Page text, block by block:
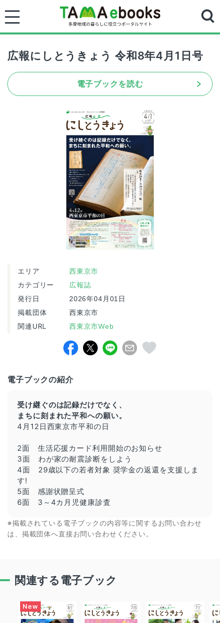
広報にしとうきょう 令和8年4月1日号
電子ブックを読む
エリア 西東京市
カテゴリー 広報誌
発行日 2026年04月01日
掲載団体 西東京市
関連URL 西東京市Web
電子ブックの紹介
受け継ぐのは記録だけでなく、
まちに刻まれた平和への願い。
4 月 12 日西東京市平和の日
2面 生活応援カード利用開始のお知らせ
3面 わが家の耐震診断をしよう
4面 29歳以下の若者対象 奨学金の返還を支援しま
す!
5面 感謝状贈呈式
6面 3～4カ月児健康診査
※掲載されている電子ブックの内容等に関するお問い合わせ
は、掲載団体へ直接お問い合わせください。
関連する電子ブック